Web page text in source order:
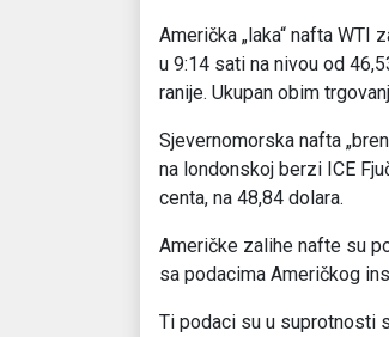
Američka „laka“ nafta WTI
u 9:14 sati na nivou od
ranije. Ukupan obim
Sjevernomorska nafta
na londonskoj berzi ICE
centa, na 48,84 dolara.
Američke zalihe nafte su
sa podacima Američkog
Ti podaci su u suprotnosti